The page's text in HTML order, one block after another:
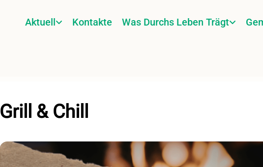
Aktuell Kontakte Was Durchs Leben Trägt
Grill & Chill